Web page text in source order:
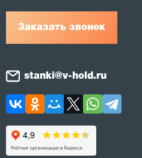
Заказать звонок
stanki@v-hold.ru